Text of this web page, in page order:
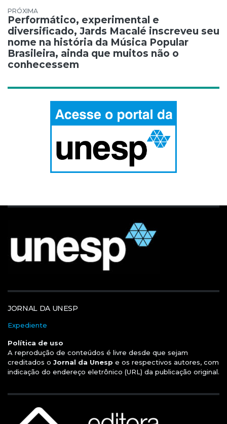
Performático, experimental e
diversificado, Jards Macalé inscreveu seu
nome na história da Música Popular
Brasileira, ainda que muitos não o
conhecessem
JORNAL DA UNESP
Expediente
Política de uso
A reprodução de conteúdos é livre desde que sejam
creditados o Jornal da Unesp e os respectivos autores, com
indicação do endereço eletrônico (URL) da publicação original.